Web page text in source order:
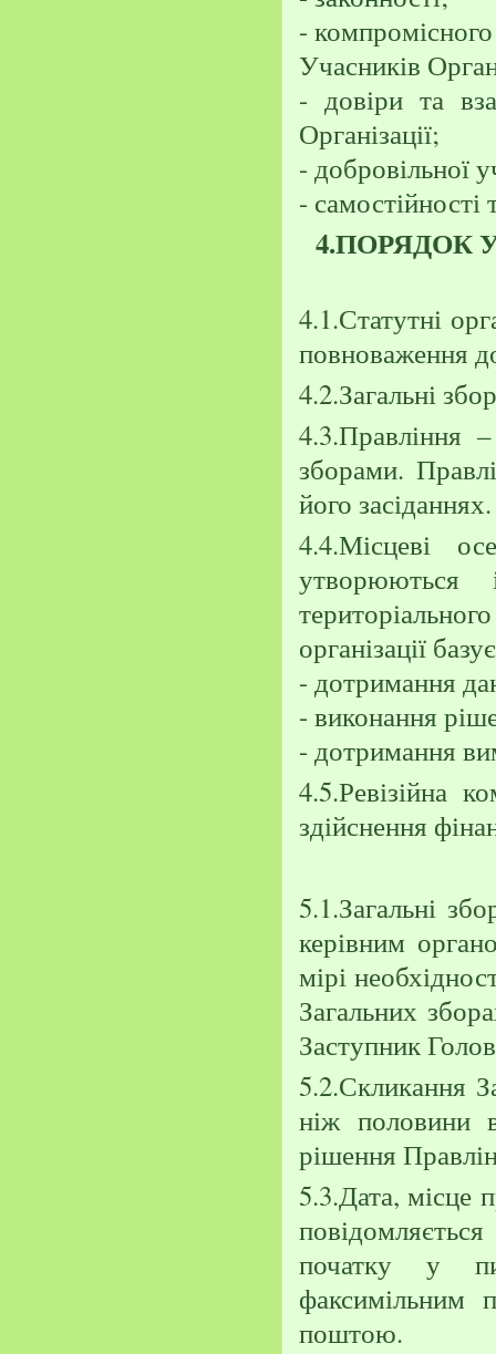
-
Учасників
- довіри та
Організації;
- добровільної
-
4.ПОРЯДОК
4.1.Статутні
повноваження
4.2.Загальні
4.3.Правління
зборами.
його засіданнях.
4.4.Місцеві
утворюються
організації
- дотримання
- виконання
- дотримання
4.5.Ревізійна
здійснення
5.1.Загальні
керівним
мірі
Загальних
Заступник
5.2.Скликання
ніж половини
рішення
5.3.Дата, місце
початку у
факсимільним
поштою.